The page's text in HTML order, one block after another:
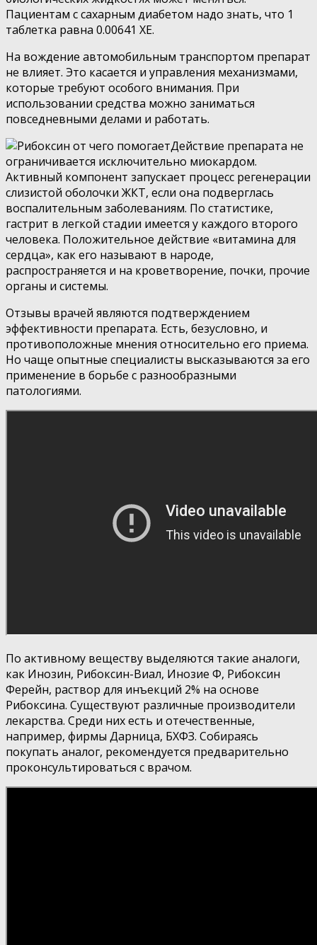
Пациентам с сахарным диабетом надо знать, что 1
таблетка равна 0.00641 ХЕ.
На вождение автомобильным транспортом препарат
не влияет. Это касается и управления механизмами,
которые требуют особого внимания. При
использовании средства можно заниматься
повседневными делами и работать.
Действие препарата не
ограничивается исключительно миокардом.
Активный компонент запускает процесс регенерации
слизистой оболочки ЖКТ, если она подверглась
воспалительным заболеваниям. По статистике,
гастрит в легкой стадии имеется у каждого второго
человека. Положительное действие «витамина для
сердца», как его называют в народе,
распространяется и на кроветворение, почки, прочие
органы и системы.
Отзывы врачей являются подтверждением
эффективности препарата. Есть, безусловно, и
противоположные мнения относительно его приема.
Но чаще опытные специалисты высказываются за его
применение в борьбе с разнообразными
патологиями.
По активному веществу выделяются такие аналоги,
как Инозин, Рибоксин-Виал, Инозие Ф, Рибоксин
Ферейн, раствор для инъекций 2% на основе
Рибоксина. Существуют различные производители
лекарства. Среди них есть и отечественные,
например, фирмы Дарница, БХФЗ. Собираясь
покупать аналог, рекомендуется предварительно
проконсультироваться с врачом.